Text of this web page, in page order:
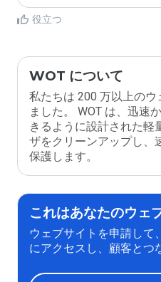
役立つ
WOT について
私たちは 200 万以上の
ました。 WOT は、迅速
きるように設計された軽
ザをクリーンアップし、
保護します。
これはあなたのウェ
ウェブサイトを申請して
にアクセスし、顧客とつ